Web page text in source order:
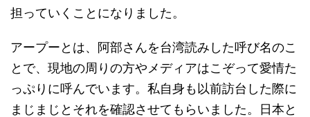
担っていくことになりました。
アープーとは、阿部さんを台湾読みした呼び名のこ
とで、現地の周りの方やメディアはこぞって愛情た
っぷりに呼んでいます。私自身も以前訪台した際に
まじまじとそれを確認させてもらいました。日本と